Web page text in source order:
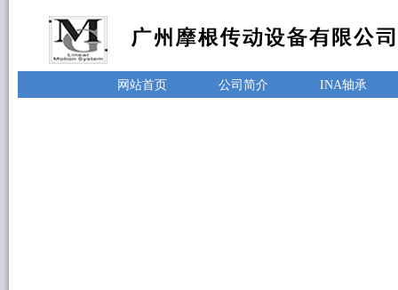
网站首页 公司简介 INA轴承